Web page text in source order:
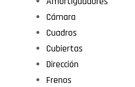
Cámara
Cuadros
Cubiertas
Dirección
Frenos